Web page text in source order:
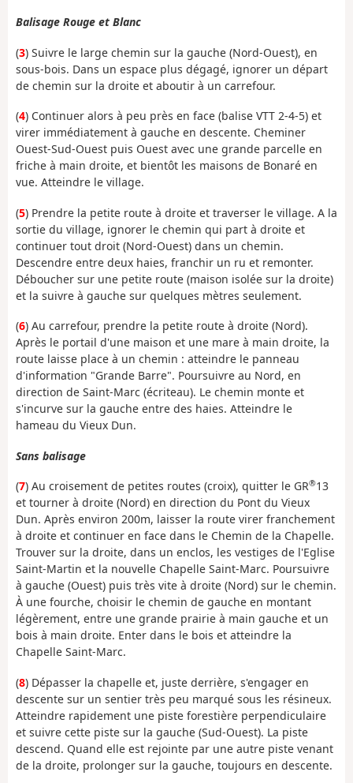
Balisage Rouge et Blanc
(3) Suivre le large chemin sur la gauche (Nord-Ouest), en
sous-bois. Dans un espace plus dégagé, ignorer un départ
de chemin sur la droite et aboutir à un carrefour.
(4) Continuer alors à peu près en face (balise VTT 2-4-5) et
virer immédiatement à gauche en descente. Cheminer
Ouest-Sud-Ouest puis Ouest avec une grande parcelle en
friche à main droite, et bientôt les maisons de Bonaré en
vue. Atteindre le village.
(5) Prendre la petite route à droite et traverser le village. A la
sortie du village, ignorer le chemin qui part à droite et
continuer tout droit (Nord-Ouest) dans un chemin.
Descendre entre deux haies, franchir un ru et remonter.
Déboucher sur une petite route (maison isolée sur la droite)
et la suivre à gauche sur quelques mètres seulement.
(6) Au carrefour, prendre la petite route à droite (Nord).
Après le portail d'une maison et une mare à main droite, la
route laisse place à un chemin : atteindre le panneau
d'information "Grande Barre". Poursuivre au Nord, en
direction de Saint-Marc (écriteau). Le chemin monte et
s'incurve sur la gauche entre des haies. Atteindre le
hameau du Vieux Dun.
Sans balisage
(7) Au croisement de petites routes (croix), quitter le GR®13
et tourner à droite (Nord) en direction du Pont du Vieux
Dun. Après environ 200m, laisser la route virer franchement
à droite et continuer en face dans le Chemin de la Chapelle.
Trouver sur la droite, dans un enclos, les vestiges de l'Eglise
Saint-Martin et la nouvelle Chapelle Saint-Marc. Poursuivre
à gauche (Ouest) puis très vite à droite (Nord) sur le chemin.
À une fourche, choisir le chemin de gauche en montant
légèrement, entre une grande prairie à main gauche et un
bois à main droite. Enter dans le bois et atteindre la
Chapelle Saint-Marc.
(8) Dépasser la chapelle et, juste derrière, s'engager en
descente sur un sentier très peu marqué sous les résineux.
Atteindre rapidement une piste forestière perpendiculaire
et suivre cette piste sur la gauche (Sud-Ouest). La piste
descend. Quand elle est rejointe par une autre piste venant
de la droite, prolonger sur la gauche, toujours en descente.